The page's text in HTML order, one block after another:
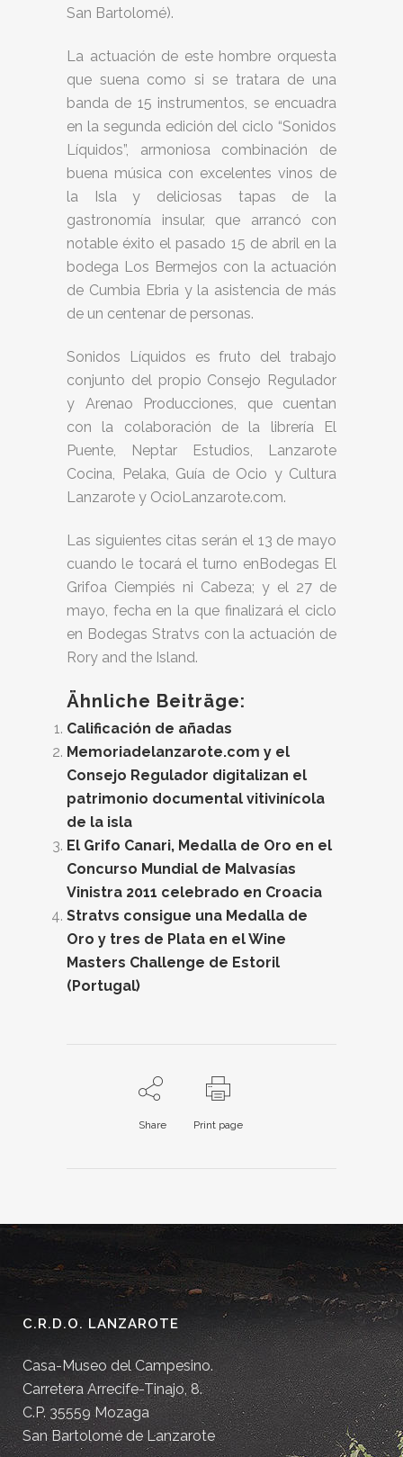
San Bartolomé).
La actuación de este hombre orquesta
que suena como si se tratara de una
banda de 15 instrumentos, se encuadra
en la segunda edición del ciclo “Sonidos
Líquidos”, armoniosa combinación de
buena música con excelentes vinos de
la Isla y deliciosas tapas de la
gastronomía insular, que arrancó con
notable éxito el pasado 15 de abril en la
bodega Los Bermejos con la actuación
de Cumbia Ebria y la asistencia de más
de un centenar de personas.
Sonidos Líquidos es fruto del trabajo
conjunto del propio Consejo Regulador
y Arenao Producciones, que cuentan
con la colaboración de la librería El
Puente, Neptar Estudios, Lanzarote
Cocina, Pelaka, Guía de Ocio y Cultura
Lanzarote y OcioLanzarote.com.
Las siguientes citas serán el 13 de mayo
cuando le tocará el turno enBodegas El
Grifoa Ciempiés ni Cabeza; y el 27 de
mayo, fecha en la que finalizará el ciclo
en Bodegas Stratvs con la actuación de
Rory and the Island.
Ähnliche Beiträge:
Calificación de añadas
Memoriadelanzarote.com y el
Consejo Regulador digitalizan el
patrimonio documental vitivinícola
de la isla
El Grifo Canari, Medalla de Oro en el
Concurso Mundial de Malvasías
Vinistra 2011 celebrado en Croacia
Stratvs consigue una Medalla de
Oro y tres de Plata en el Wine
Masters Challenge de Estoril
(Portugal)
Share Print page
C.R.D.O. LANZAROTE
Casa-Museo del Campesino.
Carretera Arrecife-Tinajo, 8.
C.P. 35559 Mozaga
San Bartolomé de Lanzarote